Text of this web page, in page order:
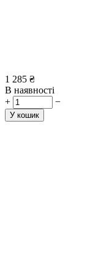
1 285 ₴
В наявності
+
−
У кошик